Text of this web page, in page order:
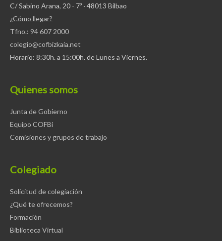
C/ Sabino Arana, 20 - 7º · 48013 Bilbao
¿Cómo llegar?
Tfno.: 94 607 2000
colegio@cofbizkaia.net
Horario: 8:30h. a 15:00h. de Lunes a Viernes.
Quienes somos
Junta de Gobierno
Equipo COFBi
Comisiones y grupos de trabajo
Colegiado
Solicitud de colegiación
¿Qué te ofrecemos?
Formación
Biblioteca Virtual